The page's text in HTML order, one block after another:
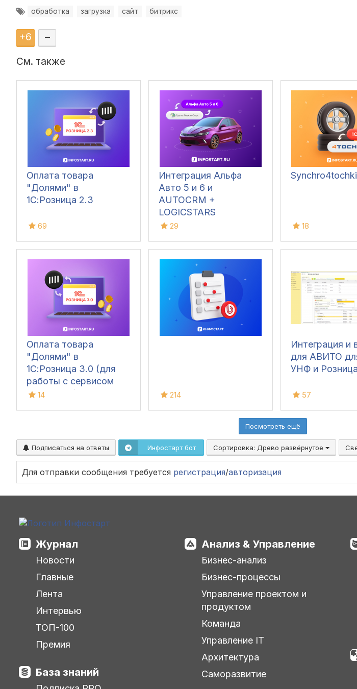
обработка загрузка сайт битрикс
+6 –
См. также
Оплата товара
"Долями" в
1С:Розница 2.3
69
Интеграция Альфа
Авто 5 и 6 и
AUTOCRM +
LOGICSTARS
29
Synchro4tochki
18
Оплата товара
"Долями" в
1С:Розница 3.0 (для
работы с сервисом
dolyame.ru)
14 214
Интеграция и
для АВИТО
УНФ и Розница
57
Посмотреть ещё
Подписаться на ответы Инфостарт бот Сортировка: Древо развёрнутое
Для отправки сообщения требуется регистрация/авторизация
Журнал
Новости
Главные
Лента
Интервью
ТОП-100
Премия
База знаний
Анализ & Управление
Бизнес-анализ
Бизнес-процессы
Управление проектом и
продуктом
Команда
Управление IT
Архитектура
Саморазвитие